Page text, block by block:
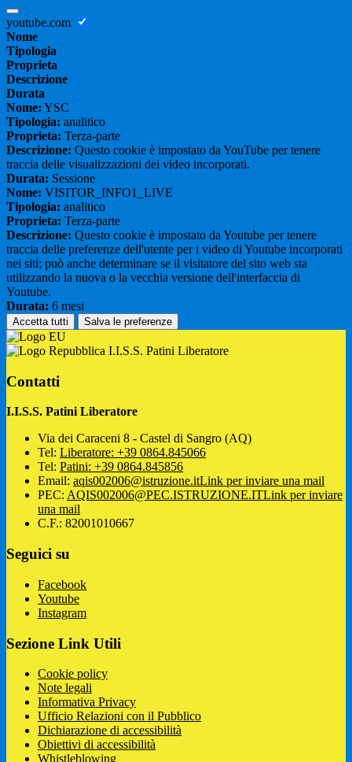
youtube.com
Nome
Tipologia
Proprieta
Descrizione
Durata
Nome: YSC
Tipologia: analitico
Proprieta: Terza-parte
Descrizione: Questo cookie è impostato da YouTube per tenere
traccia delle visualizzazioni dei video incorporati.
Durata: Sessione
Nome: VISITOR_INFO1_LIVE
Tipologia: analitico
Proprieta: Terza-parte
Descrizione: Questo cookie è impostato da Youtube per tenere
traccia delle preferenze dell'utente per i video di Youtube incorporati
nei siti; può anche determinare se il visitatore del sito web sta
utilizzando la nuova o la vecchia versione dell'interfaccia di
Youtube.
Durata: 6 mesi
Accetta tutti Salva le preferenze
I.I.S.S. Patini Liberatore
Contatti
I.I.S.S. Patini Liberatore
Via dei Caraceni 8 - Castel di Sangro (AQ)
Tel: Liberatore: +39 0864.845066
Tel: Patini: +39 0864.845856
Email: aqis002006@istruzione.itLink per inviare una mail
PEC: AQIS002006@PEC.ISTRUZIONE.ITLink per inviare
una mail
C.F.: 82001010667
Seguici su
Facebook
Youtube
Instagram
Sezione Link Utili
Cookie policy
Note legali
Informativa Privacy
Ufficio Relazioni con il Pubblico
Dichiarazione di accessibilità
Obiettivi di accessibilità
Whistleblowing